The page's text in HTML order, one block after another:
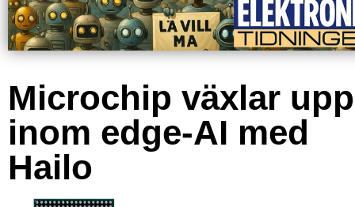
Microchip växlar upp
inom edge-AI med
Hailo